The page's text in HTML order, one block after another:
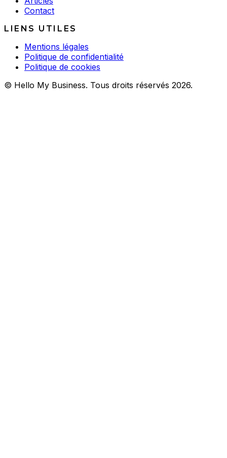
Contact
LIENS UTILES
Mentions légales
Politique de confidentialité
Politique de cookies
© Hello My Business. Tous droits réservés 2026.